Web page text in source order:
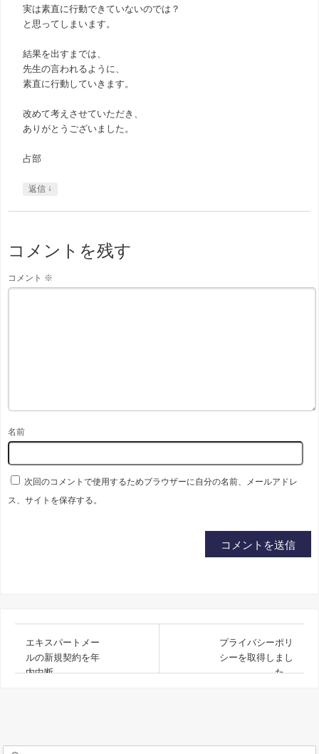
実は素直に行動できていないのでは？
と思ってしまいます。
結果を出すまでは、
先生の言われるように、
素直に行動していきます。
改めて考えさせていただき、
ありがとうございました。
占部
返信 ↓
コメントを残す
コメント ※
名前
次回のコメントで使用するためブラウザーに自分の名前、メールアドレ
ス、サイトを保存する。
エキスパートメー
ルの新規契約を年
内中断
プライバシーポリ
シーを取得しまし
た。